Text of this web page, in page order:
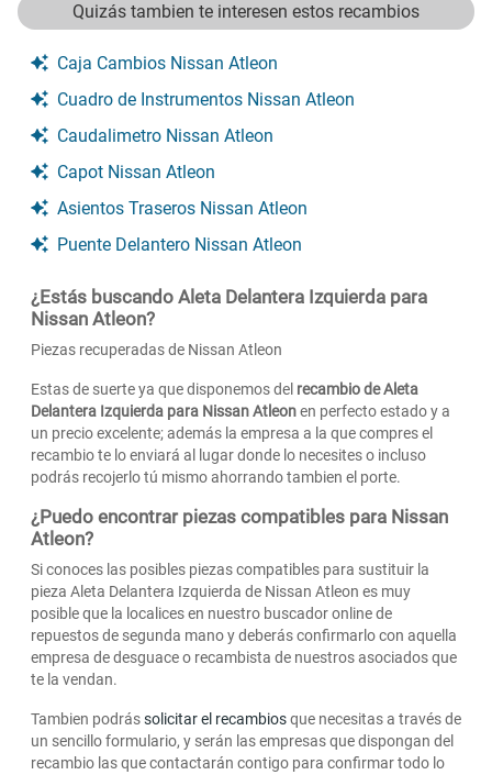
Quizás tambien te interesen estos recambios
Caja Cambios Nissan Atleon
Cuadro de Instrumentos Nissan Atleon
Caudalimetro Nissan Atleon
Capot Nissan Atleon
Asientos Traseros Nissan Atleon
Puente Delantero Nissan Atleon
¿Estás buscando Aleta Delantera Izquierda para
Nissan Atleon?
Piezas recuperadas de Nissan Atleon
Estas de suerte ya que disponemos del recambio de Aleta
Delantera Izquierda para Nissan Atleonen perfecto estado y a
un precio excelente; además la empresa a la que compres el
recambio te lo enviará al lugar donde lo necesites o incluso
podrás recojerlo tú mismo ahorrando tambien el porte.
¿Puedo encontrar piezas compatibles para Nissan
Atleon?
Si conoces las posibles piezas compatibles para sustituir la
pieza Aleta Delantera Izquierda de Nissan Atleon es muy
posible que la localices en nuestro buscador online de
repuestos de segunda mano y deberás confirmarlo con aquella
empresa de desguace o recambista de nuestros asociados que
te la vendan.
Tambien podrássolicitar el recambiosque necesitas a través de
un sencillo formulario, y serán las empresas que dispongan del
recambio las que contactarán contigo para confirmar todo lo